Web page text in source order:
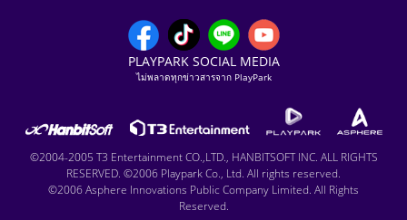
PLAYPARK SOCIAL MEDIA
ไม่พลาดทุกข่าวสารจาก PlayPark
©2004-2005 T3 Entertainment CO.,LTD., HANBITSOFT INC. ALL RIGHTS
RESERVED. ©2006 Playpark Co., Ltd. All rights reserved.
©2006 Asphere Innovations Public Company Limited. All Rights
Reserved.